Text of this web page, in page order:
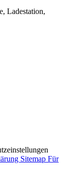
Ladestation,
Sitemap Für